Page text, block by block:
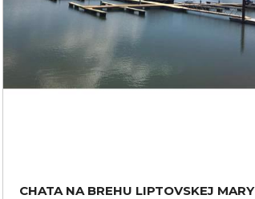
CHATA NA BREHU LIPTOVSKEJ MARY